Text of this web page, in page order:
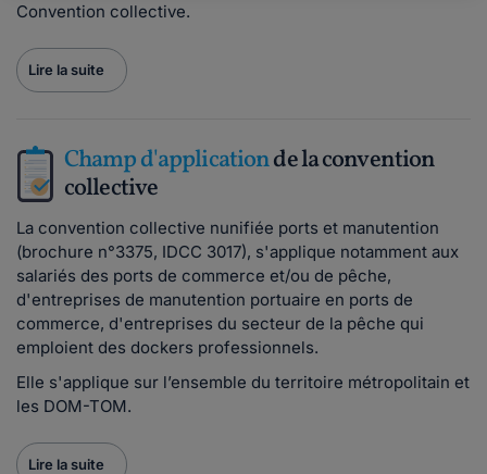
Convention collective.
Lire la suite
Champ d'applicationde la convention
collective
La convention collective nunifiée ports et manutention
(brochure n°3375, IDCC 3017), s'applique notamment aux
salariés des ports de commerce et/ou de pêche,
d'entreprises de manutention portuaire en ports de
commerce, d'entreprises du secteur de la pêche qui
emploient des dockers professionnels.
Elle s'applique sur l’ensemble du territoire métropolitain et
les DOM-TOM.
Lire la suite